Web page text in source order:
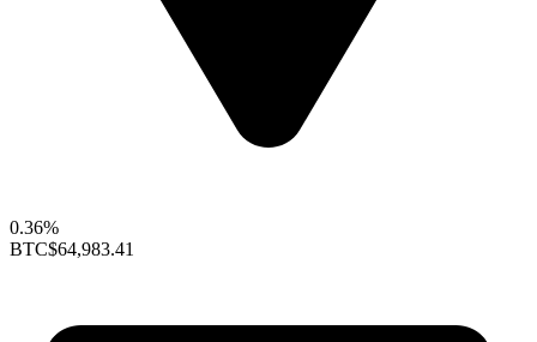
0.36%
BTC$64,983.41